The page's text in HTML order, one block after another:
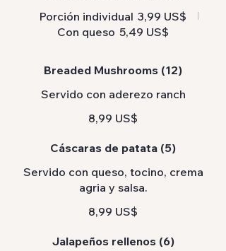
Porción individual 3,99 US$
Con queso 5,49 US$
Breaded Mushrooms (12)
Servido con aderezo ranch
8,99 US$
Cáscaras de patata (5)
Servido con queso, tocino, crema
agria y salsa.
8,99 US$
Jalapeños rellenos (6)